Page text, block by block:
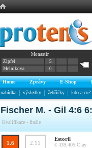
Monastir
Zipfel
5
Melnikova
0
Home Zprávy E-Shop
nabídka
výsledky žebříčky kdo a co?
Fischer M. - Gil 4:6
Kvalifikace - finále
1.6 2.11
Estoril
€ 439,405 Clay